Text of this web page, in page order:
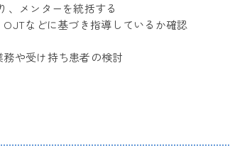
、メンターを統括する
などに基づき指導しているか確認
や受け持ち患者の検討